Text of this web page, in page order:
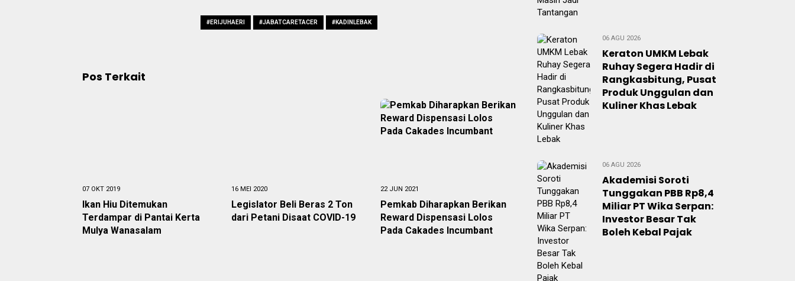
#ERIJUHAERI #JABATCARETACER #KADINLEBAK
Pos Terkait
07 OKT 2019
Ikan Hiu Ditemukan
Terdampar di Pantai Kerta
Mulya Wanasalam
16 MEI 2020
Legislator Beli Beras 2 Ton
dari Petani Disaat COVID-19
22 JUN 2021
Pemkab Diharapkan Berikan
Reward Dispensasi Lolos
Pada Cakades Incumbant
06 AGU 2026
Keraton UMKM Lebak
Ruhay Segera Hadir di
Rangkasbitung, Pusat
Produk Unggulan dan
Kuliner Khas Lebak
06 AGU 2026
Akademisi Soroti
Tunggakan PBB Rp8,4
Miliar PT Wika Serpan:
Investor Besar Tak
Boleh Kebal Pajak